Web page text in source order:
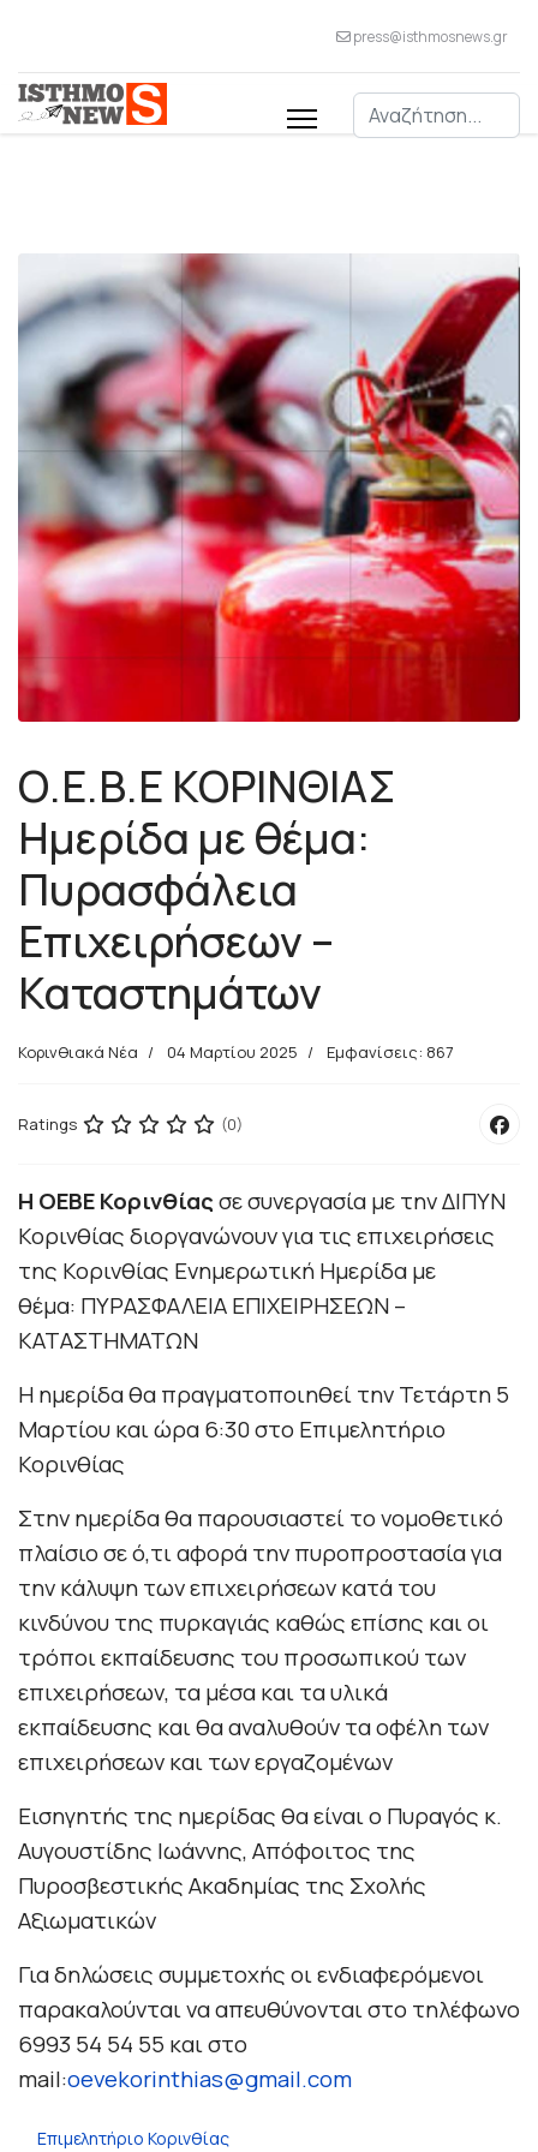
press@isthmosnews.gr
Αναζήτηση
Ο.Ε.Β.Ε ΚΟΡΙΝΘΙΑΣ
Ημερίδα με θέμα:
Πυρασφάλεια
Επιχειρήσεων –
Καταστημάτων
Κορινθιακά Νέα 04 Μαρτίου 2025 Εμφανίσεις: 867
Ratings (0)
Η ΟΕΒΕ Κορινθίαςσε συνεργασία με την ΔΙΠΥΝ
Κορινθίας διοργανώνουν για τις επιχειρήσεις
της Κορινθίας Ενημερωτική Ημερίδα με
θέμα: ΠΥΡΑΣΦΑΛΕΙΑ ΕΠΙΧΕΙΡΗΣΕΩΝ –
ΚΑΤΑΣΤΗΜΑΤΩΝ
Η ημερίδα θα πραγματοποιηθεί την Τετάρτη 5
Μαρτίου και ώρα 6:30 στο Επιμελητήριο
Κορινθίας
Στην ημερίδα θα παρουσιαστεί το νομοθετικό
πλαίσιο σε ό,τι αφορά την πυροπροστασία για
την κάλυψη των επιχειρήσεων κατά του
κινδύνου της πυρκαγιάς καθώς επίσης και οι
τρόποι εκπαίδευσης του προσωπικού των
επιχειρήσεων, τα μέσα και τα υλικά
εκπαίδευσης και θα αναλυθούν τα οφέλη των
επιχειρήσεων και των εργαζομένων
Εισηγητής της ημερίδας θα είναι ο Πυραγός κ.
Αυγουστίδης Ιωάννης, Απόφοιτος της
Πυροσβεστικής Ακαδημίας της Σχολής
Αξιωματικών
Για δηλώσεις συμμετοχής οι ενδιαφερόμενοι
παρακαλούνται να απευθύνονται στο τηλέφωνο
6993 54 54 55 και στο
mail:oevekorinthias@gmail.com
Επιμελητήριο Κορινθίας